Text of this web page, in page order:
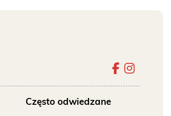
Szpital
Często odwiedzane